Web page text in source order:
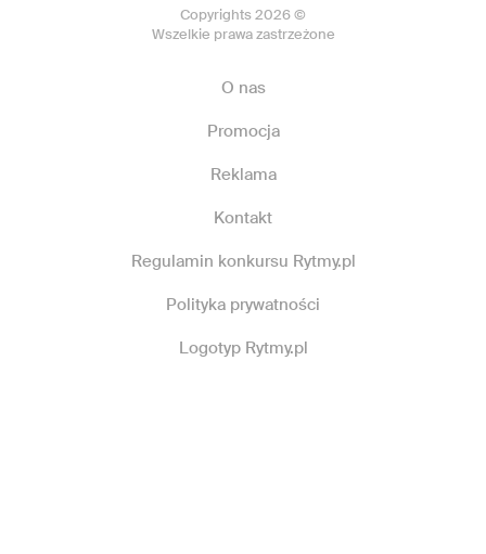
Copyrights 2026 ©
Wszelkie prawa zastrzeżone
O nas
Promocja
Reklama
Kontakt
Regulamin konkursu Rytmy.pl
Polityka prywatności
Logotyp Rytmy.pl